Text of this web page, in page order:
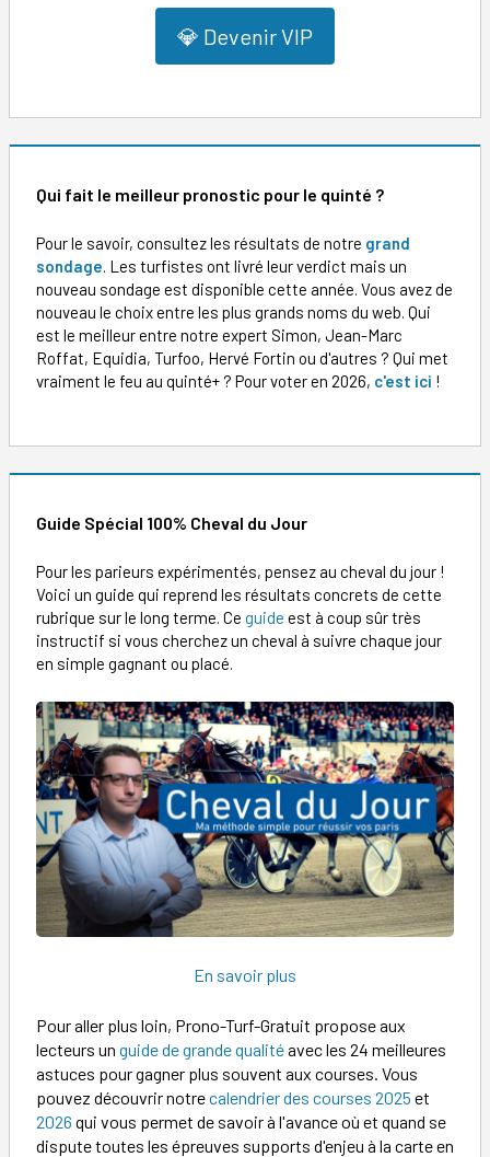
💎 Devenir VIP
Qui fait le meilleur pronostic pour le quinté ?
Pour le savoir, consultez les résultats de notre grand
sondage. Les turfistes ont livré leur verdict mais un
nouveau sondage est disponible cette année. Vous avez de
nouveau le choix entre les plus grands noms du web. Qui
est le meilleur entre notre expert Simon, Jean-Marc
Roffat, Equidia, Turfoo, Hervé Fortin ou d'autres ? Qui met
vraiment le feu au quinté+ ? Pour voter en 2026, c'est ici !
Guide Spécial 100% Cheval du Jour
Pour les parieurs expérimentés, pensez au cheval du jour !
Voici un guide qui reprend les résultats concrets de cette
rubrique sur le long terme. Ce guide est à coup sûr très
instructif si vous cherchez un cheval à suivre chaque jour
en simple gagnant ou placé.
En savoir plus
Pour aller plus loin, Prono-Turf-Gratuit propose aux
lecteurs un guide de grande qualitéavec les 24 meilleures
astuces pour gagner plus souvent aux courses. Vous
pouvez découvrir notrecalendrier des courses 2025 et
2026 qui vous permet de savoir à l'avance où et quand se
dispute toutes les épreuves supports d'enjeu à la carte en